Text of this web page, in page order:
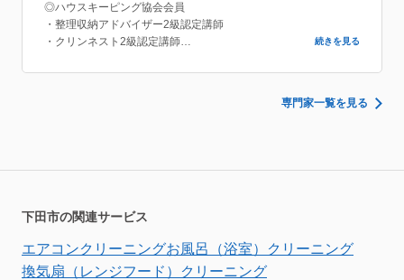
◎ハウスキーピング協会会員
・整理収納アドバイザー2級認定講師
・クリンネスト2級認定講師
・親・子の片づけマスターインストラクター
続きを見る
専門家一覧を見る
下田市の関連サービス
エアコンクリーニングお風呂（浴室）クリーニング
換気扇（レンジフード）クリーニング